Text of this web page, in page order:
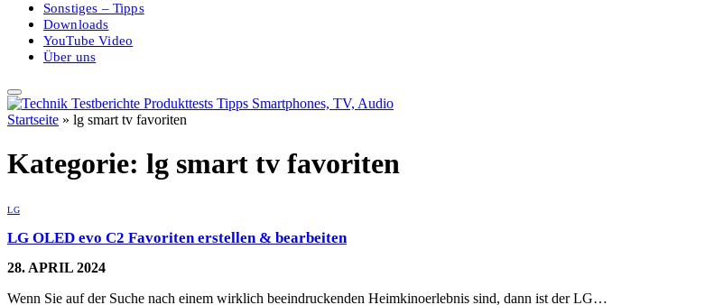
Sonstiges – Tipps
Downloads
YouTube Video
Über uns
Startseite » lg smart tv favoriten
Kategorie: lg smart tv favoriten
LG
LG OLED evo C2 Favoriten erstellen & bearbeiten
28. APRIL 2024
Wenn Sie auf der Suche nach einem wirklich beeindruckenden Heimkinoerlebnis sind, dann ist der LG…